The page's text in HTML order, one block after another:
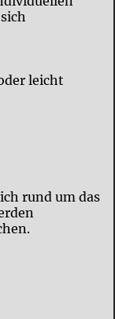
leicht
rund um das